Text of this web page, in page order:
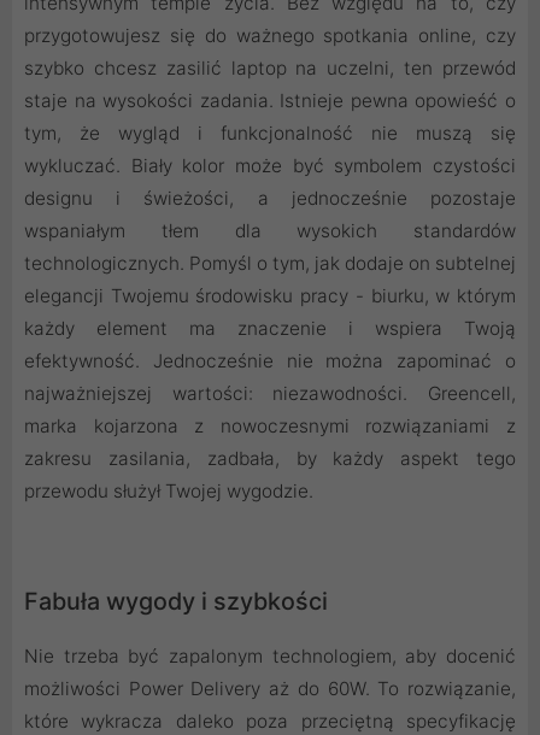
przygotowujesz się do ważnego spotkania online, czy
szybko chcesz zasilić laptop na uczelni, ten przewód
staje na wysokości zadania. Istnieje pewna opowieść o
tym, że wygląd i funkcjonalność nie muszą się
wykluczać. Biały kolor może być symbolem czystości
designu i świeżości, a jednocześnie pozostaje
wspaniałym tłem dla wysokich standardów
technologicznych. Pomyśl o tym, jak dodaje on subtelnej
elegancji Twojemu środowisku pracy - biurku, w którym
każdy element ma znaczenie i wspiera Twoją
efektywność. Jednocześnie nie można zapominać o
najważniejszej wartości: niezawodności. Greencell,
marka kojarzona z nowoczesnymi rozwiązaniami z
zakresu zasilania, zadbała, by każdy aspekt tego
przewodu służył Twojej wygodzie.
Fabuła wygody i szybkości
Nie trzeba być zapalonym technologiem, aby docenić
możliwości Power Delivery aż do 60W. To rozwiązanie,
które wykracza daleko poza przeciętną specyfikację